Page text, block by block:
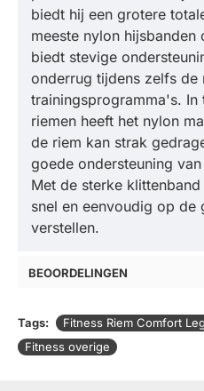
biedt hij een grotere
meeste nylon
biedt stevige
onderrug tijdens zelfs de
trainingsprogramma's.
riemen heeft het nylon
de riem kan strak
goede ondersteuning
Met de sterke
snel en eenvoudig op de
verstellen.
BEOORDELINGEN
Tags: Fitness Riem Comfort
Fitness overige